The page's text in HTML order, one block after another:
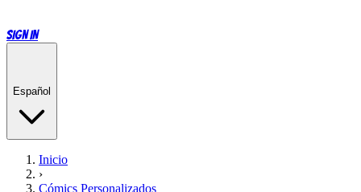
SIGN IN
Español
Inicio
›
Cómics Personalizados